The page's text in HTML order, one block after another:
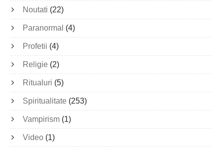
Noutati (22)
Paranormal (4)
Profetii (4)
Religie (2)
Ritualuri (5)
Spiritualitate (253)
Vampirism (1)
Video (1)